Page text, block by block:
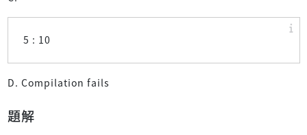
5 : 10
D. Compilation fails
題解